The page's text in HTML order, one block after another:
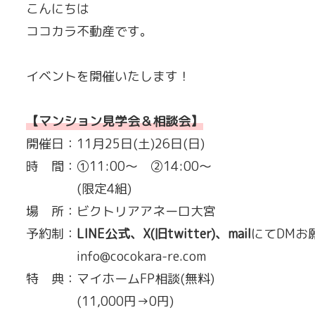
こんにちは
ココカラ不動産です。
イベントを開催いたします！
【マンション見学会＆相談会】
開催日：11月25日(土)26日(日)
時 間：①11:00〜 ②14:00〜
(限定4組)
場 所：ビクトリアアネーロ大宮
予約制： LINE公式、X(旧twitter)、mailにてDMお
info@cocokara-re.com
特 典：マイホームFP相談(無料)
(11,000円→0円)